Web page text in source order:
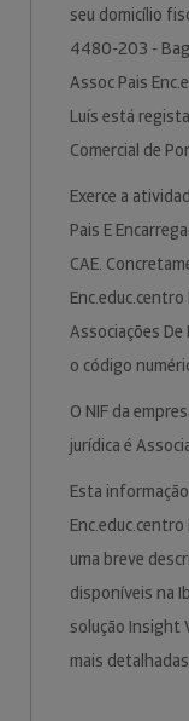
seu domicílio
4480-203 -
Assoc Pais
Luís está
Comercial de
Exerce a
Pais E
CAE.
Associações De
o código
O NIF da
jurídica é
Esta
uma breve
disponíveis na
solução Insight
mais